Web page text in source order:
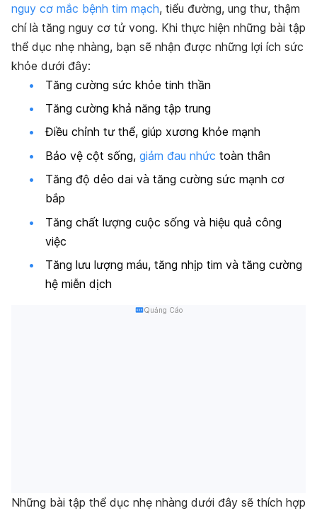
nguy cơ mắc bệnh tim mạch, tiểu đường, ung thư, thậm
chí là tăng nguy cơ tử vong. Khi thực hiện những bài tập
thể dục nhẹ nhàng, bạn sẽ nhận được những lợi ích sức
khỏe dưới đây:
Tăng cường sức khỏe tinh thần
Tăng cường khả năng tập trung
Điều chỉnh tư thể, giúp xương khỏe mạnh
Bảo vệ cột sống, giảm đau nhức toàn thân
Tăng độ dẻo dai và tăng cường sức mạnh cơ
bắp
Tăng chất lượng cuộc sống và hiệu quả công
việc
Tăng lưu lượng máu, tăng nhịp tim và tăng cường
hệ miễn dịch
Quảng Cáo
Những bài tập thể dục nhẹ nhàng dưới đây sẽ thích hợp